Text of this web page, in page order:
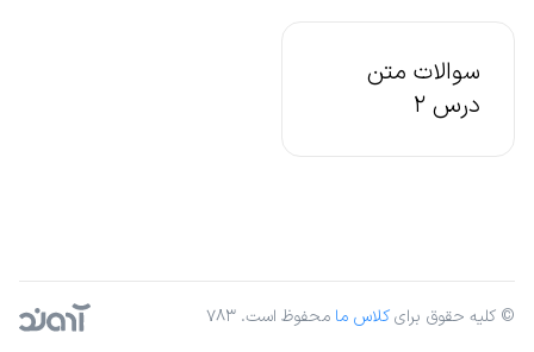
سوالات متن
درس 2
© کلیه حقوق برایکلاس ما محفوظ است. ۷۸۳